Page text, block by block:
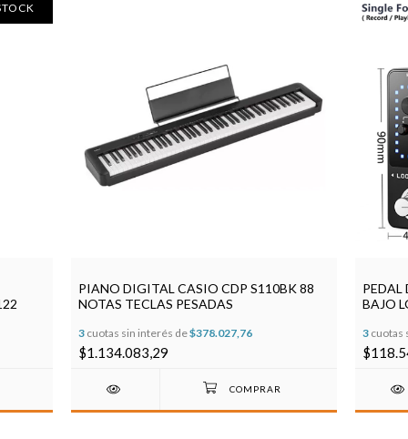
PIANO DIGITAL CASIO CDP S110BK 88
NOTAS TECLAS PESADAS
3 cuotas sin interés de$378.027,76
$1.134.083,29
PEDAL
BAJO
3 cuotas